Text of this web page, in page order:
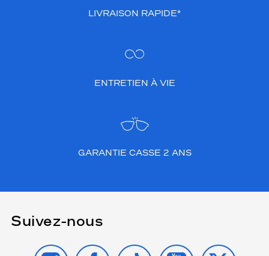
LIVRAISON RAPIDE*
ENTRETIEN À VIE
GARANTIE CASSE 2 ANS
Suivez-nous
INSTAGRAMFACEBOOK
TIKTOK YOUTUBE
X